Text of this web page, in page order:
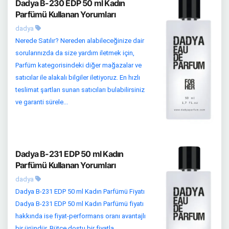
Dadya B-230 EDP 50 ml Kadın
Parfümü Kullanan Yorumları
dadya
Nerede Satılır? Nereden alabileceğinize dair
sorularınızda da size yardım iletmek için,
Parfüm kategorisindeki diğer mağazalar ve
satıcılar ile alakalı bilgiler iletiyoruz. En hızlı
teslimat şartları sunan satıcıları bulabilirsiniz
ve garanti sürele...
Dadya B-231 EDP 50 ml Kadın
Parfümü Kullanan Yorumları
dadya
Dadya B-231 EDP 50 ml Kadın Parfümü Fiyatı
Dadya B-231 EDP 50 ml Kadın Parfümü fiyatı
hakkında ise fiyat-performans oranı avantajlı